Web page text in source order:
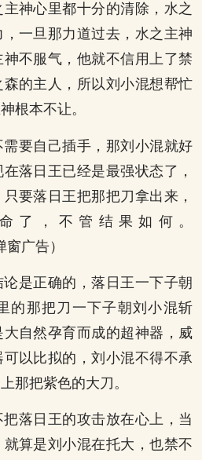
神心里都十分的清除，水之
一旦那力道过去，水之主神
不服气，他就不信用上了禁
的主人，所以刘小混想帮忙
根本不让。
要自己插手，那刘小混就好
落日王已经是最强状态了，
要落日王把那把刀拿出来，
了，不管结果如何。
窗广告）
是正确的，落日王一下子朝
的那把刀一下子朝刘小混斩
自然孕育而成的超神器，威
以比拟的，刘小混不得不承
那把紫色的大刀。
落日王的攻击放在心上，当
算是刘小混在托大，也禁不